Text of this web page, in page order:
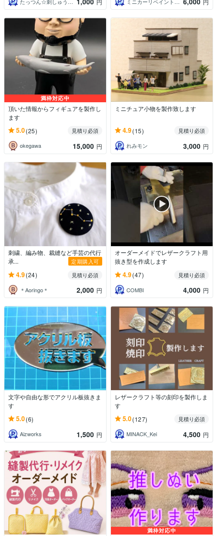
円 円
満枠対応中
頂いた情報からフィギュアを製作し
ます
5.0(25)
見積り必須
okegawa
15,000 円
ミニチュア小物を製作致します
4.9(15)
見積り必須
れみモン
3,000 円
刺繍、編み物、裁縫など手芸の代行
承...
定期購入可
4.9(24)
見積り必須
＊Aoringo＊
2,000 円
オーダーメイドでレザークラフト用
抜き型を作成します
4.9(47)
見積り必須
COMBI
4,000 円
文字や自由な形でアクリル板抜きま
す
5.0(6)
Aizworks 1,500 円
レザークラフト等の刻印を製作しま
す
5.0(127)
見積り必須
MINACK_Kei
4,500 円
満枠対応中